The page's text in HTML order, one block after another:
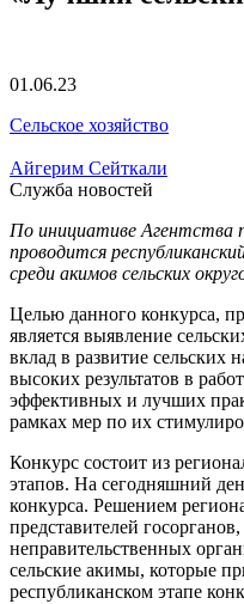
01.06.23
Сельское хозяйство
Айгерим Сейткали
Служба новостей
По инициативе Агентства
проводится
среди акимов сельских
Целью данного конкурса,
является выявление
вклад в развитие сельских
высоких результатов в
эффективных и лучших
рамках мер по их
Конкурс состоит из
этапов. На сегодняшний
конкурса. Решением
представителей
неправительственных
сельские акимы, которые
республиканском этапе